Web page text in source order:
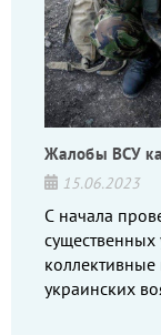
Жалобы ВСУ
15.06.2023
С начала
существенных
украинских